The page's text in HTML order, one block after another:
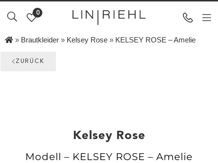
0
» Brautkleider » Kelsey Rose » KELSEY ROSE – Amelie
ZURÜCK
Kelsey Rose
Modell – KELSEY ROSE – Amelie